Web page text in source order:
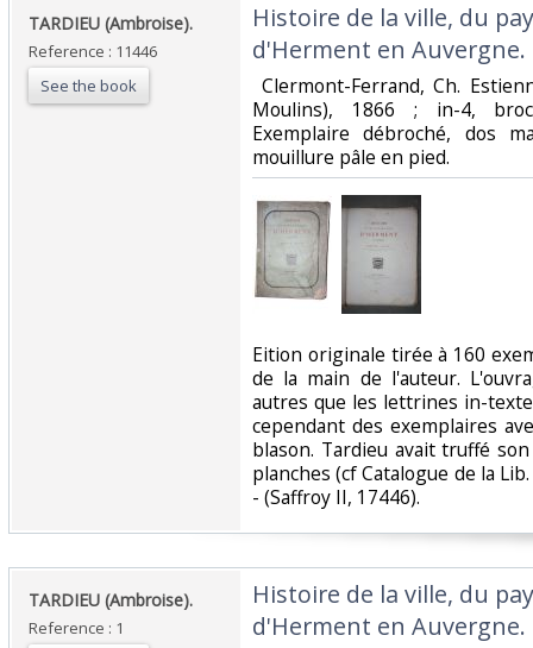
‎TARDIEU (Ambroise).‎
Reference : 11446
See the book
‎Histoire de la ville, du
d'Herment en Auvergne.‎
Clermont-Ferrand, Ch.
Moulins), 1866 ; in-4,
Exemplaire débroché, dos
mouillure pâle en pied. ‎
‎Eition originale tirée à 160
de la main de l'auteur.
autres que les lettrines in-
cependant des exemplaires
blason. Tardieu avait truffé
planches (cf Catalogue de la
- (Saffroy II, 17446). ‎
‎TARDIEU (Ambroise). ‎
Reference : 1
‎Histoire de la ville, du
d'Herment en Auvergne.‎